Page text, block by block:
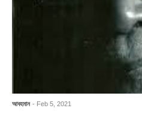
আবহমান - Feb 5, 2021